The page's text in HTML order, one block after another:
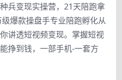
兵变现实操营，21天陪跑拿
爆款操盘手专业陪跑孵化从
讲透短视频变现。掌握短视
挣到钱，一部手机-一套方